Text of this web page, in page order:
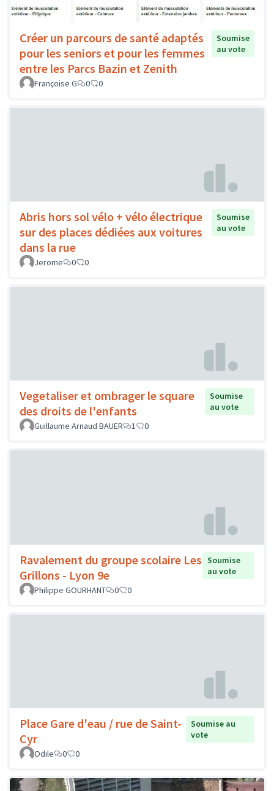
Créer un parcours de santé adaptés
pour les seniors et pour les femmes
entre les Parcs Bazin et Zenith
Soumise
au vote
Françoise G 0 0
Abris hors sol vélo + vélo électrique
sur des places dédiées aux voitures
dans la rue
Soumise
au vote
Jerome 0 0
Vegetaliser et ombrager le square
des droits de l'enfants
Soumise
au vote
Guillaume Arnaud BAUER
1 0
Ravalement du groupe scolaire Les
Grillons - Lyon 9e
Soumise
au vote
Philippe GOURHANT
0 0
Place Gare d'eau / rue de Saint-
Cyr
Soumise au
vote
Odile
0 0